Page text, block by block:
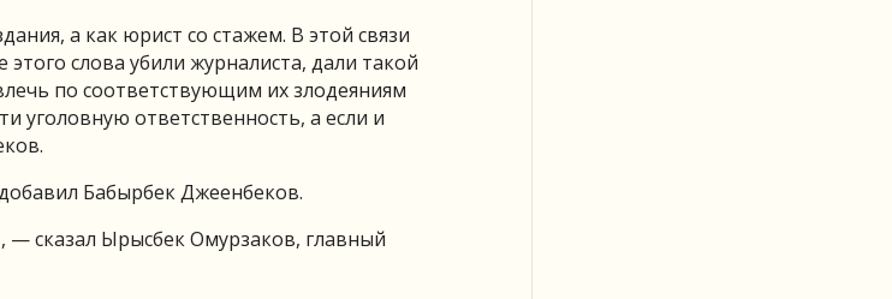
а как юрист со стажем. В этой связи
слова убили журналиста, дали такой
по соответствующим их злодеяниям
уголовную ответственность, а если и
Бабырбек Джеенбеков.
сказал Ырысбек Омурзаков, главный